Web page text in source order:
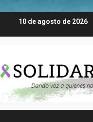
10 de agosto de 2026